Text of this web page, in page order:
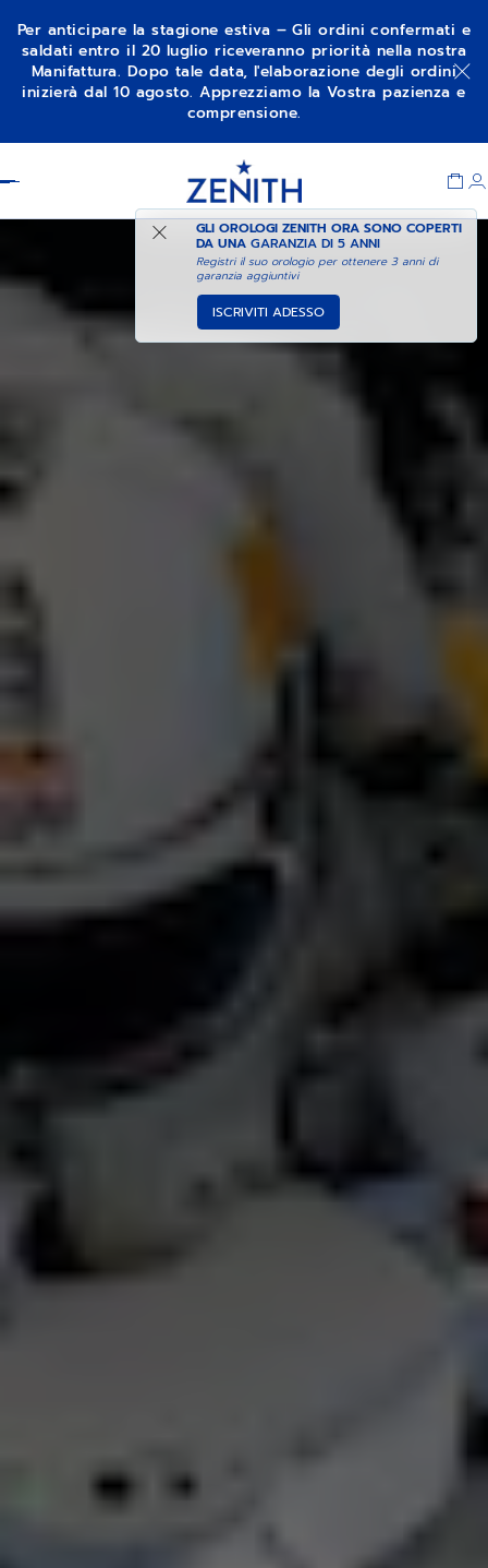
Per anticipare la stagione estiva – Gli ordini confermati e
saldati entro il 20 luglio riceveranno priorità nella nostra
Manifattura. Dopo tale data, l'elaborazione degli ordini
inizierà dal 10 agosto. Apprezziamo la Vostra pazienza e
comprensione.
GLI OROLOGI ZENITH ORA SONO COPERTI
DA UNAGARANZIA DI 5 ANNI
Registri il suo orologio per ottenere 3 anni di
garanzia aggiuntivi
ISCRIVITI ADESSO